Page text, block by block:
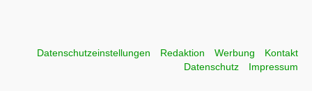
Datenschutzeinstellungen Redaktion Werbung
Kontakt
Datenschutz
Impressum